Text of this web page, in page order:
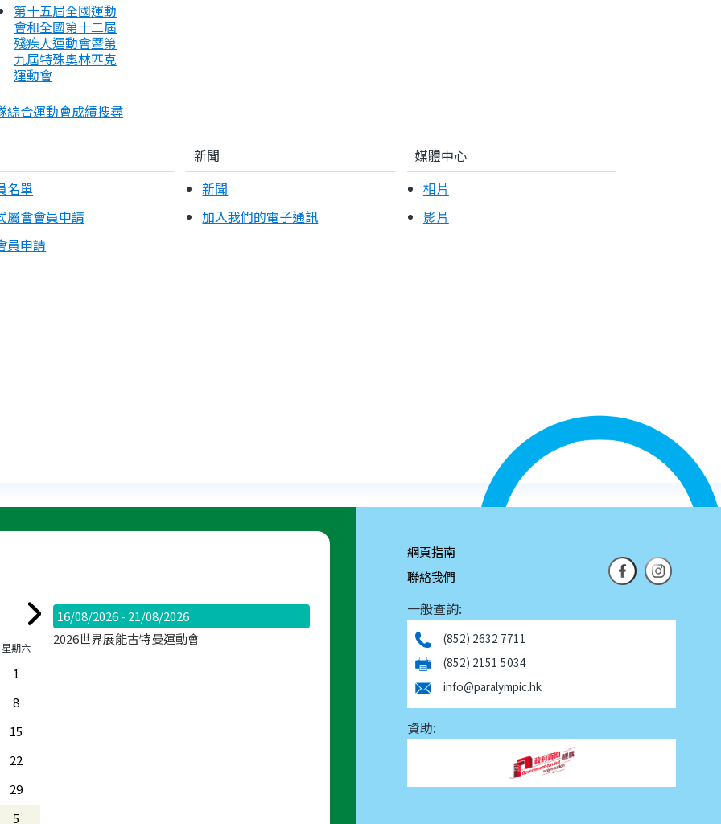
第十五屆全國運動
會和全國第十二屆
殘疾人運動會暨第
九屆特殊奧林匹克
運動會
綜合運動會成績搜尋
名單
屬會會員申請
員申請
新聞
新聞
加入我們的電子通訊
媒體中心
相片
影片
星期六
1
8
15
22
29
5
16/08/2026 - 21/08/2026
2026世界展能古特曼運動會
網頁指南
聯絡我們
一般查詢:
(852) 2632 7711
(852) 2151 5034
info@paralympic.hk
資助: